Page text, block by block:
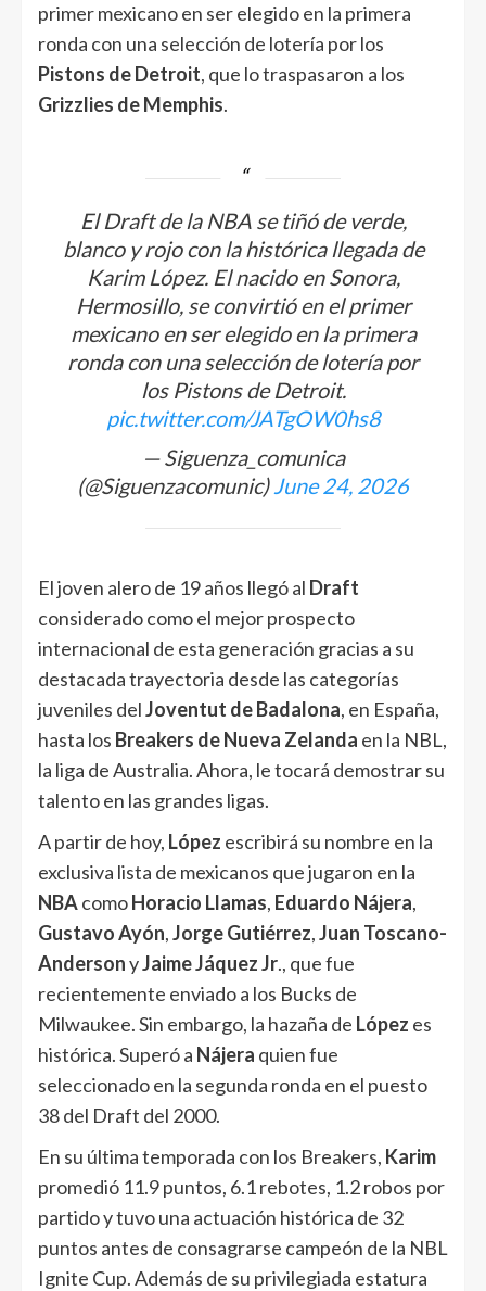
primer mexicano en ser elegido en la primera
ronda con una selección de lotería por los
Pistons de Detroit, que lo traspasaron a los
Grizzlies de Memphis.
El Draft de la NBA se tiñó de verde,
blanco y rojo con la histórica llegada de
Karim López. El nacido en Sonora,
Hermosillo, se convirtió en el primer
mexicano en ser elegido en la primera
ronda con una selección de lotería por
los Pistons de Detroit.
pic.twitter.com/JATgOW0hs8
— Siguenza_comunica
(@Siguenzacomunic)June 24, 2026
El joven alero de 19 años llegó al Draft
considerado como el mejor prospecto
internacional de esta generación gracias a su
destacada trayectoria desde las categorías
juveniles delJoventut de Badalona, en España,
hasta los Breakers de Nueva Zelanda en la NBL,
la liga de Australia. Ahora, le tocará demostrar su
talento en las grandes ligas.
A partir de hoy, López escribirá su nombre en la
exclusiva lista de mexicanos que jugaron en la
NBAcomoHoracio Llamas, Eduardo Nájera,
Gustavo Ayón,Jorge Gutiérrez,Juan Toscano-
AndersonyJaime Jáquez Jr., que fue
recientemente enviado a los Bucks de
Milwaukee. Sin embargo, la hazaña de López es
histórica. Superó a Nájera quien fue
seleccionado en la segunda ronda en el puesto
38 del Draft del 2000.
En su última temporada con los Breakers, Karim
promedió 11.9 puntos, 6.1 rebotes, 1.2 robos por
partido y tuvo una actuación histórica de 32
puntos antes de consagrarse campeón de la NBL
Ignite Cup. Además de su privilegiada estatura